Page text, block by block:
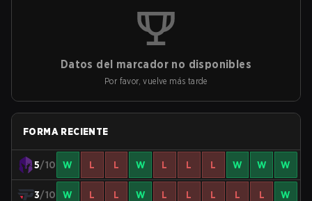
Datos del marcador no disponibles
Por favor, vuelve más tarde
FORMA RECIENTE
5/10 W L L W L L L W W W
3/10 W L L W L L L L L W